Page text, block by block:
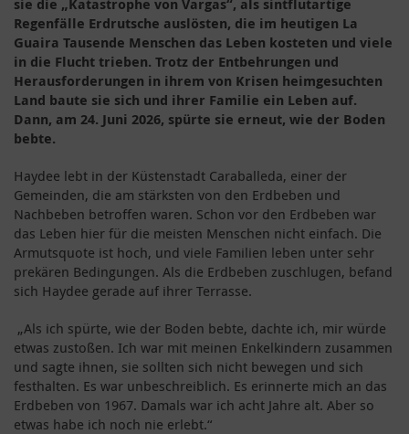
Regenfälle Erdrutsche auslösten, die im heutigen La
Guaira Tausende Menschen das Leben kosteten und viele
in die Flucht trieben. Trotz der Entbehrungen und
Herausforderungen in ihrem von Krisen heimgesuchten
Land baute sie sich und ihrer Familie ein Leben auf.
Dann, am 24. Juni 2026, spürte sie erneut, wie der Boden
bebte.
Haydee lebt in der Küstenstadt Caraballeda, einer der
Gemeinden, die am stärksten von den Erdbeben und
Nachbeben betroffen waren. Schon vor den Erdbeben war
das Leben hier für die meisten Menschen nicht einfach. Die
Armutsquote ist hoch, und viele Familien leben unter sehr
prekären Bedingungen. Als die Erdbeben zuschlugen, befand
sich Haydee gerade auf ihrer Terrasse.
„Als ich spürte, wie der Boden bebte, dachte ich, mir würde
etwas zustoßen. Ich war mit meinen Enkelkindern zusammen
und sagte ihnen, sie sollten sich nicht bewegen und sich
festhalten. Es war unbeschreiblich. Es erinnerte mich an das
Erdbeben von 1967. Damals war ich acht Jahre alt. Aber so
etwas habe ich noch nie erlebt.“